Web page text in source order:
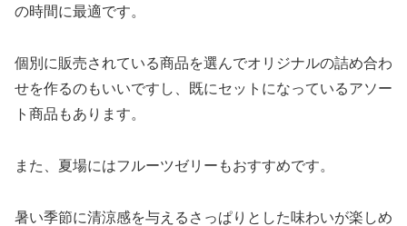
の時間に最適です。
個別に販売されている商品を選んでオリジナルの詰め合わ
せを作るのもいいですし、既にセットになっているアソー
ト商品もあります。
また、夏場にはフルーツゼリーもおすすめです。
暑い季節に清涼感を与えるさっぱりとした味わいが楽しめ